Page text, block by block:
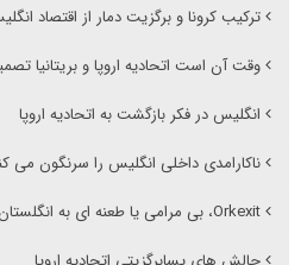
ترکیب کرونا و برگزیت دمار از اقتصاد
وقت آن است اتحادیه اروپا و بریتانیا
انگلیس در فکر بازگشت به اتحادیه اروپا
ناکارامدی داخلی انگلیس را سرنگون می
Orkexit، بی مرامی یا طعنه ای به انگلستان